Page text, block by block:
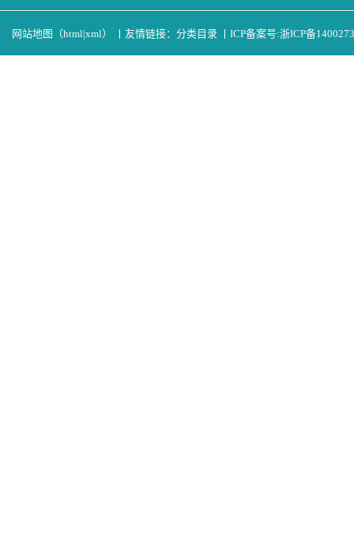
网站地图（html|xml） 友情链接： 分类目录 ICP备案号:浙ICP备